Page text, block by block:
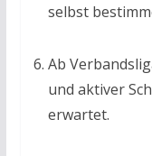
selbst
Ab
und aktiver
erwartet.